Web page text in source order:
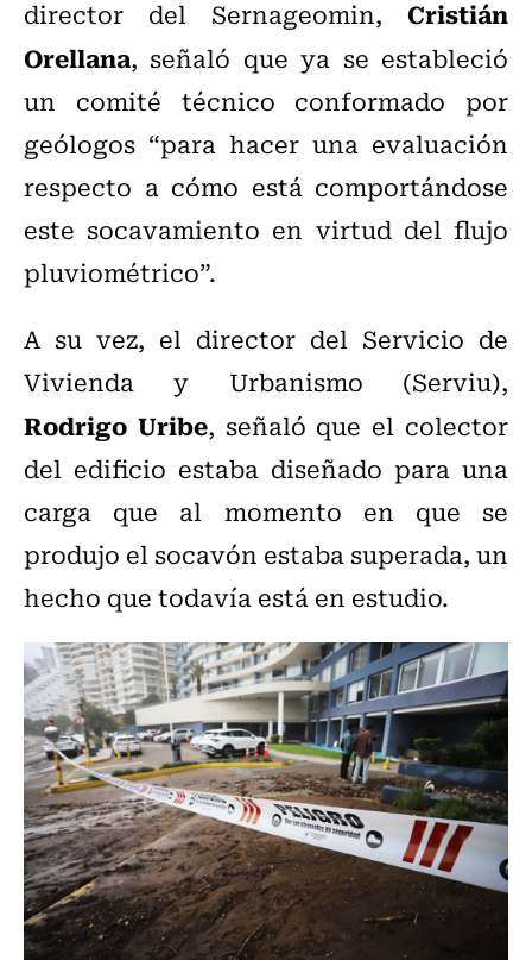
director del Sernageomin, Cristián
Orellana, señaló que ya se estableció
un comité técnico conformado por
geólogos “para hacer una evaluación
respecto a cómo está comportándose
este socavamiento en virtud del flujo
pluviométrico”.
A su vez, el director del Servicio de
Vivienda y Urbanismo (Serviu),
Rodrigo Uribe, señaló que el colector
del edificio estaba diseñado para una
carga que al momento en que se
produjo el socavón estaba superada, un
hecho que todavía está en estudio.